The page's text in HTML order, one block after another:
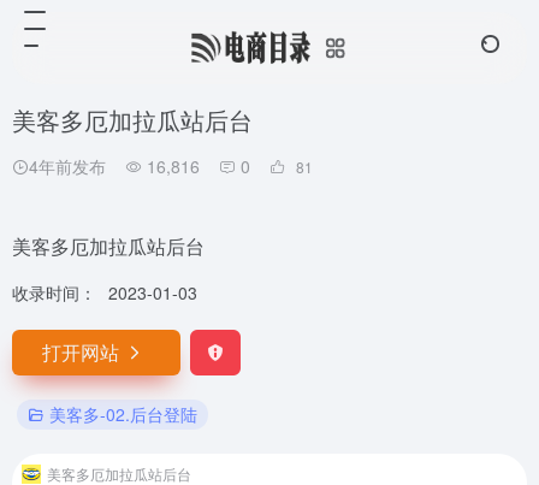
美客多厄加拉瓜站后台
4年前发布 16,816 0 81
美客多厄加拉瓜站后台
收录时间： 2023-01-03
打开网站
美客多-02.后台登陆
美客多厄加拉瓜站后台